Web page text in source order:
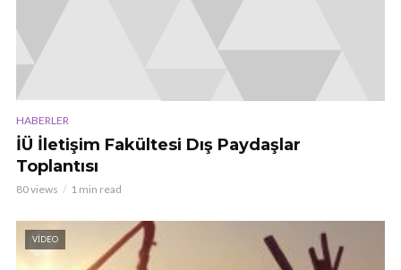
HABERLER
İÜ İletişim Fakültesi Dış Paydaşlar
Toplantısı
80 views 1 min read
VIDEO